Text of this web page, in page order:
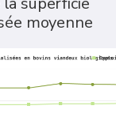
moyenne